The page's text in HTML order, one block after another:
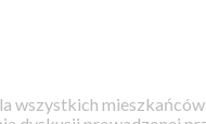
wszystkich